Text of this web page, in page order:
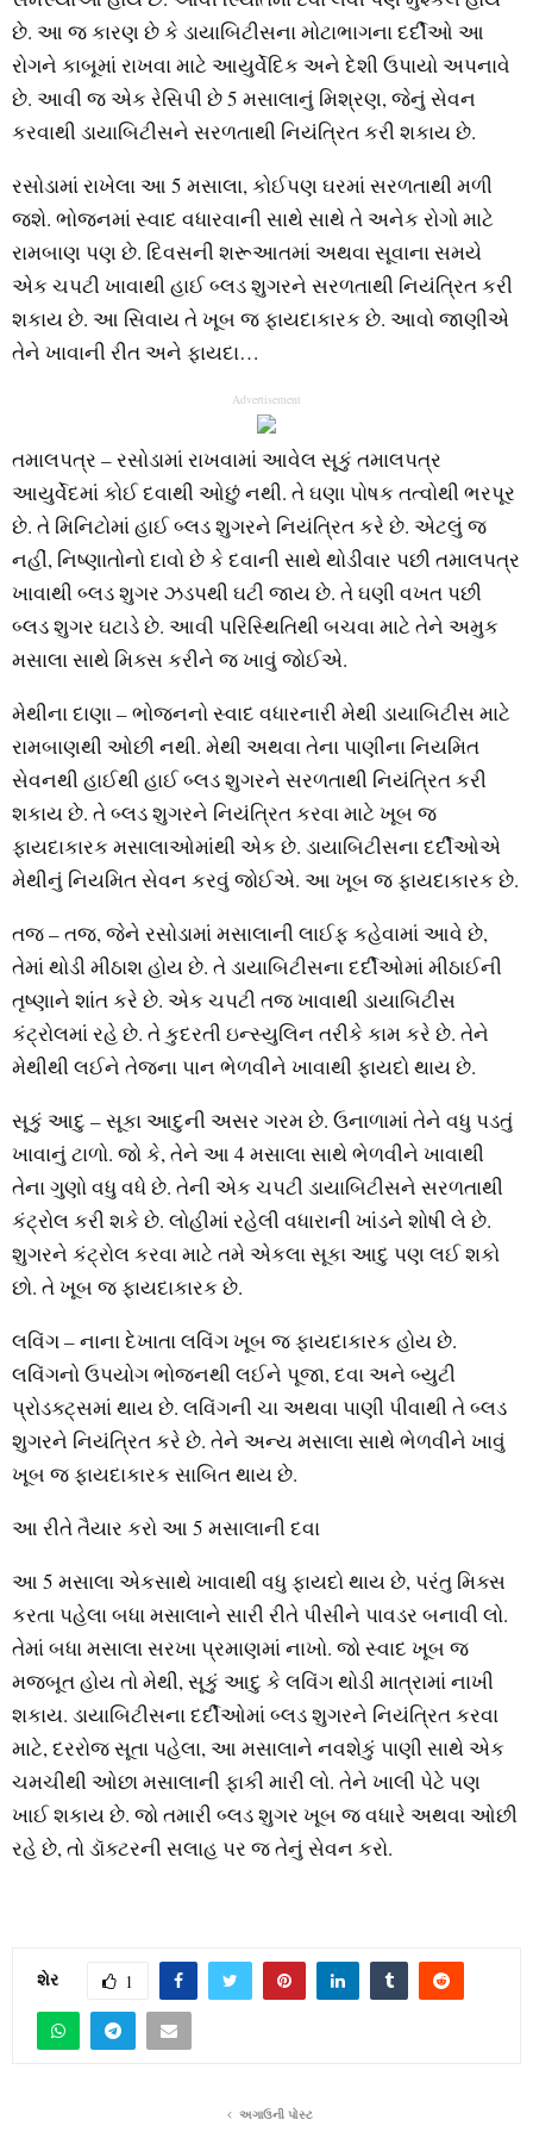
છે. આ જ કારણ છે કે ડાયાબિટીસના મોટાભાગના દર્દીઓ આ
રોગને કાબૂમાં રાખવા માટે આયુર્વેદિક અને દેશી ઉપાયો અપનાવે
છે. આવી જ એક રેસિપી છે 5 મસાલાનું મિશ્રણ, જેનું સેવન
કરવાથી ડાયાબિટીસને સરળતાથી નિયંત્રિત કરી શકાય છે.
રસોડામાં રાખેલા આ 5 મસાલા, કોઈપણ ઘરમાં સરળતાથી મળી
જશે. ભોજનમાં સ્વાદ વધારવાની સાથે સાથે તે અનેક રોગો માટે
રામબાણ પણ છે. દિવસની શરૂઆતમાં અથવા સૂવાના સમયે
એક ચપટી ખાવાથી હાઈ બ્લડ શુગરને સરળતાથી નિયંત્રિત કરી
શકાય છે. આ સિવાય તે ખૂબ જ ફાયદાકારક છે. આવો જાણીએ
તેને ખાવાની રીત અને ફાયદા…
Advertisement
તમાલપત્ર – રસોડામાં રાખવામાં આવેલ સૂકું તમાલપત્ર
આયુર્વેદમાં કોઈ દવાથી ઓછું નથી. તે ઘણા પોષક તત્વોથી ભરપૂર
છે. તે મિનિટોમાં હાઈ બ્લડ શુગરને નિયંત્રિત કરે છે. એટલું જ
નહીં, નિષ્ણાતોનો દાવો છે કે દવાની સાથે થોડીવાર પછી તમાલપત્ર
ખાવાથી બ્લડ શુગર ઝડપથી ઘટી જાય છે. તે ઘણી વખત પછી
બ્લડ શુગર ઘટાડે છે. આવી પરિસ્થિતિથી બચવા માટે તેને અમુક
મસાલા સાથે મિક્સ કરીને જ ખાવું જોઈએ.
મેથીના દાણા – ભોજનનો સ્વાદ વધારનારી મેથી ડાયાબિટીસ માટે
રામબાણથી ઓછી નથી. મેથી અથવા તેના પાણીના નિયમિત
સેવનથી હાઈથી હાઈ બ્લડ શુગરને સરળતાથી નિયંત્રિત કરી
શકાય છે. તે બ્લડ શુગરને નિયંત્રિત કરવા માટે ખૂબ જ
ફાયદાકારક મસાલાઓમાંથી એક છે. ડાયાબિટીસના દર્દીઓએ
મેથીનું નિયમિત સેવન કરવું જોઈએ. આ ખૂબ જ ફાયદાકારક છે.
તજ – તજ, જેને રસોડામાં મસાલાની લાઈફ કહેવામાં આવે છે,
તેમાં થોડી મીઠાશ હોય છે. તે ડાયાબિટીસના દર્દીઓમાં મીઠાઈની
તૃષ્ણાને શાંત કરે છે. એક ચપટી તજ ખાવાથી ડાયાબિટીસ
કંટ્રોલમાં રહે છે. તે કુદરતી ઇન્સ્યુલિન તરીકે કામ કરે છે. તેને
મેથીથી લઈને તેજના પાન ભેળવીને ખાવાથી ફાયદો થાય છે.
સૂકું આદુ – સૂકા આદુની અસર ગરમ છે. ઉનાળામાં તેને વધુ પડતું
ખાવાનું ટાળો. જો કે, તેને આ 4 મસાલા સાથે ભેળવીને ખાવાથી
તેના ગુણો વધુ વધે છે. તેની એક ચપટી ડાયાબિટીસને સરળતાથી
કંટ્રોલ કરી શકે છે. લોહીમાં રહેલી વધારાની ખાંડને શોષી લે છે.
શુગરને કંટ્રોલ કરવા માટે તમે એકલા સૂકા આદુ પણ લઈ શકો
છો. તે ખૂબ જ ફાયદાકારક છે.
લવિંગ – નાના દેખાતા લવિંગ ખૂબ જ ફાયદાકારક હોય છે.
લવિંગનો ઉપયોગ ભોજનથી લઈને પૂજા, દવા અને બ્યુટી
પ્રોડક્ટ્સમાં થાય છે. લવિંગની ચા અથવા પાણી પીવાથી તે બ્લડ
શુગરને નિયંત્રિત કરે છે. તેને અન્ય મસાલા સાથે ભેળવીને ખાવું
ખૂબ જ ફાયદાકારક સાબિત થાય છે.
આ રીતે તૈયાર કરો આ 5 મસાલાની દવા
આ 5 મસાલા એકસાથે ખાવાથી વધુ ફાયદો થાય છે, પરંતુ મિક્સ
કરતા પહેલા બધા મસાલાને સારી રીતે પીસીને પાવડર બનાવી લો.
તેમાં બધા મસાલા સરખા પ્રમાણમાં નાખો. જો સ્વાદ ખૂબ જ
મજબૂત હોય તો મેથી, સૂકું આદુ કે લવિંગ થોડી માત્રામાં નાખી
શકાય. ડાયાબિટીસના દર્દીઓમાં બ્લડ શુગરને નિયંત્રિત કરવા
માટે, દરરોજ સૂતા પહેલા, આ મસાલાને નવશેકું પાણી સાથે એક
ચમચીથી ઓછા મસાલાની ફાકી મારી લો. તેને ખાલી પેટે પણ
ખાઈ શકાય છે. જો તમારી બ્લડ શુગર ખૂબ જ વધારે અથવા ઓછી
રહે છે, તો ડૉક્ટરની સલાહ પર જ તેનું સેવન કરો.
શેર 1
અગાઉની પોસ્ટ